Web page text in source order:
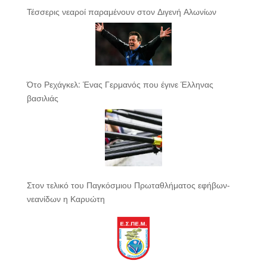
Τέσσερις νεαροί παραμένουν στον Διγενή Αλωνίων
Ότο Ρεχάγκελ: Ένας Γερμανός που έγινε Έλληνας
βασιλιάς
Στον τελικό του Παγκόσμιου Πρωταθλήματος εφήβων-
νεανίδων η Καρυώτη